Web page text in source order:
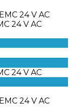
24 V AC
24 V AC